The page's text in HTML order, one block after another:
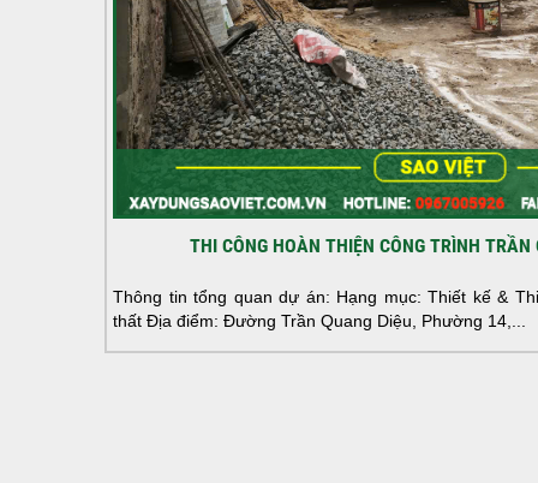
THI CÔNG HOÀN THIỆN CÔNG TRÌNH TRẦN
Thông tin tổng quan dự án: Hạng mục: Thiết kế &
thất Địa điểm: Đường Trần Quang Diệu, Phường 14,...